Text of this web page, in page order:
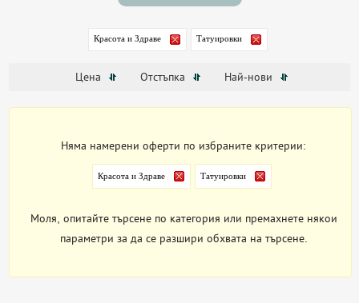
Красота и Здраве Татуировки
Цена Отстъпка Най-нови
Няма намерени оферти по избраните критерии:
Красота и Здраве Татуировки
Моля, опитайте търсене по категория или премахнете някои
параметри за да се разшири обхвата на търсене.